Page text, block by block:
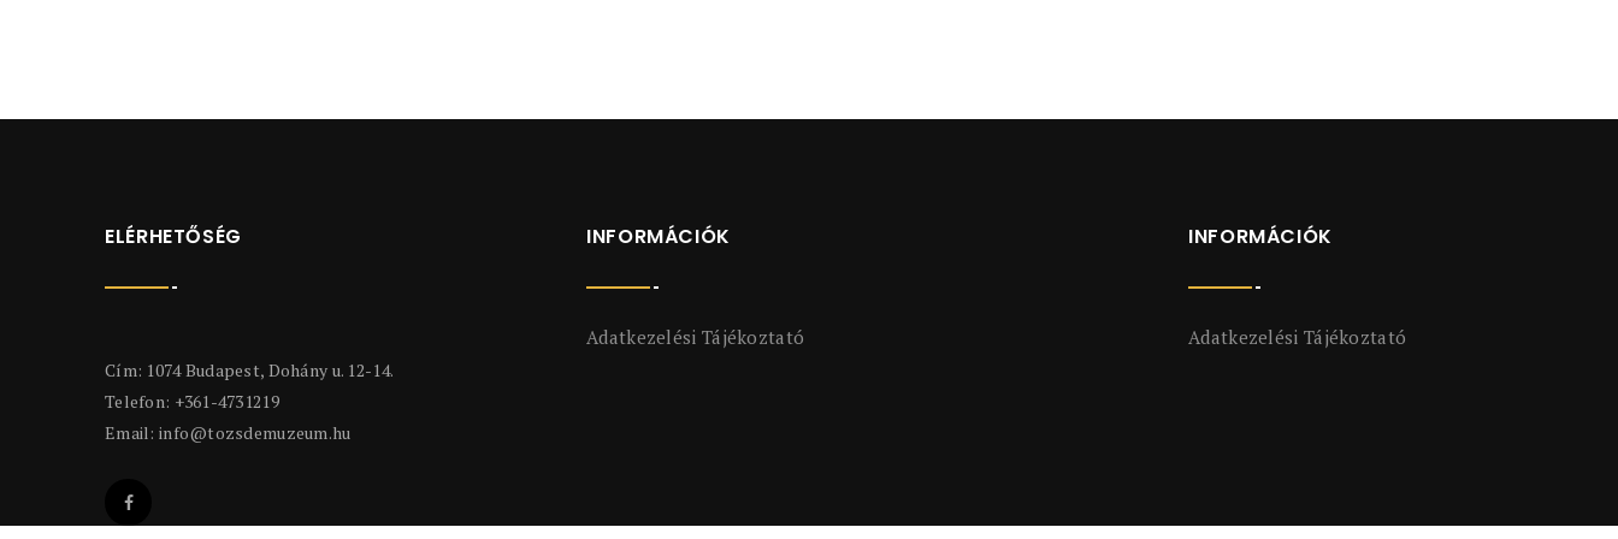
ELÉRHETŐSÉG
Cím: 1074 Budapest, Dohány u. 12-14.
Telefon: +361-4731219
Email: info@tozsdemuzeum.hu
INFORMÁCIÓK
Adatkezelési Tájékoztató
INFORMÁCIÓK
Adatkezelési Tájékoztató